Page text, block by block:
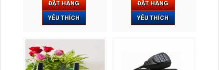
ĐẶT HÀNG
YÊU THÍCH
ĐẶT HÀNG
YÊU THÍCH